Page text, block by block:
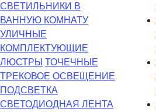
СВЕТИЛЬНИКИ В
ВАННУЮ КОМНАТУ
УЛИЧНЫЕ
КОМПЛЕКТУЮЩИЕ
ЛЮСТРЫ ТОЧЕЧНЫЕ
ТРЕКОВОЕ ОСВЕЩЕНИЕ
ПОДСВЕТКА
СВЕТОДИОДНАЯ ЛЕНТА